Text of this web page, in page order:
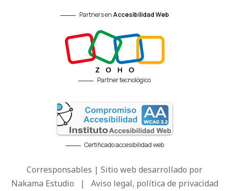
Partners enAccesibilidad Web
Partner tecnológico
Certificado accesibilidad web
Corresponsables | Sitio web desarrollado por
Nakama Estudio | Aviso legal, política de privacidad